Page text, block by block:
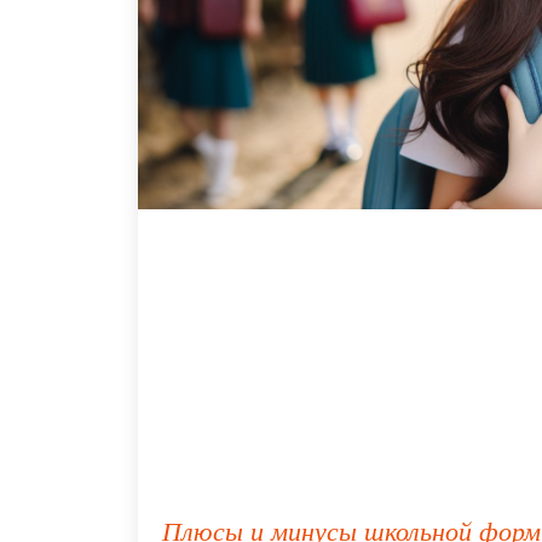
Плюсы и минусы школьной